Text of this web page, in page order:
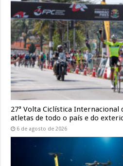
27ª Volta Ciclística Internacional
atletas de todo o país e do
6 de agosto de 2026